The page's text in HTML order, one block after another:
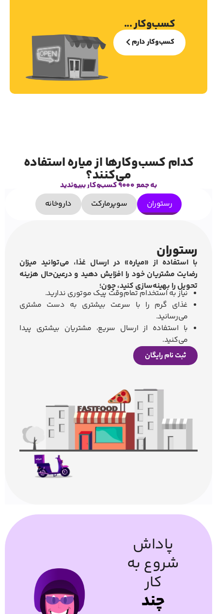
کسب‌و‌کار ...
کسب‌وکار دارم
کدام کسب‌وکارها از میاره استفاده
می‌کنند؟
به جمع ۹۰۰۰ کسب‌و‌کار بپیوندید
رستوران‌
سوپرمارکت داروخانه‌
رستوران
با استفاده از «میاره» در ارسال غذا، می‌‌توانید میزان
رضایت مشتریان خود را افزایش دهید و درعین‌حال هزینه‌
تحویل را بهینه‌سازی کنید، چون؛
نیاز به استخدام تمام‌وقت پیک موتوری ندارید.
غذای گرم را با سرعت بیشتری به دست مشتری
می‌رسانید.
با استفاده از ارسال سریع، مشتریان بیشتری پیدا
می‌کنید.
ثبت نام رایگان
پاداش
شروع به
کار
چند